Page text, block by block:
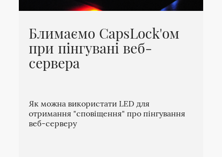
Блимаємо CapsLock'ом
при пінгувані веб-
сервера
Як можна використати LED для
отримання "сповіщення" про пінгування
веб-серверу